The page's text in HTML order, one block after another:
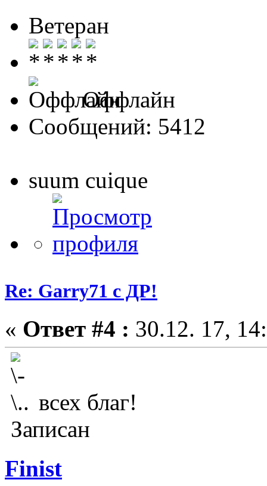
Ветеран
Оффлайн
Сообщений: 5412
suum cuique
Re: Garry71 с ДР!
« Ответ #4 : 30.12. 17,
всех благ!
Записан
Finist